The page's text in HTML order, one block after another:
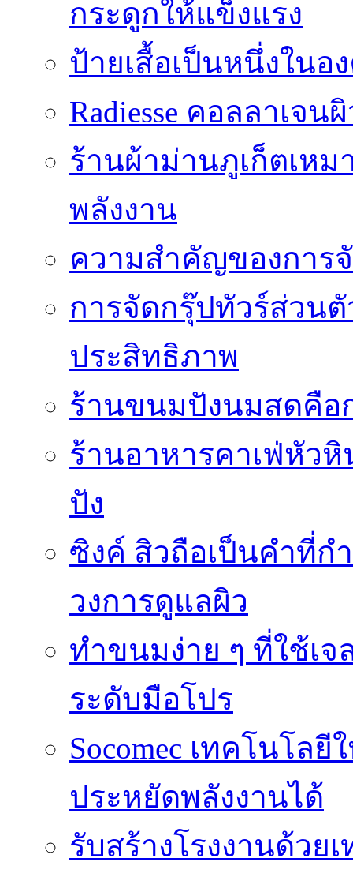
กระดูกให้แข็งแรง
ป้ายเสื้อเป็นหนึ่งใน
Radiesse คอลลาเจน
ร้านผ้าม่านภูเก็ตเห
พลังงาน
ความสำคัญของการ
การจัดกรุ๊ปทัวร์ส่วน
ประสิทธิภาพ
ร้านขนมปังนมสดคือ
ร้านอาหารคาเฟ่หัว
ปัง
ซิงค์ สิวถือเป็นคำที่ก
วงการดูแลผิว
ทำขนมง่าย ๆ ที่ใช้เ
ระดับมือโปร
Socomec เทคโนโล
ประหยัดพลังงานได้
รับสร้างโรงงานด้วย